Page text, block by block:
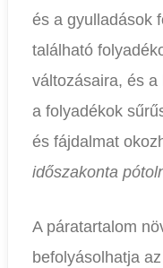
és a gyulladások
található
változásaira, és
a folyadékok
és fájdalmat
időszakonta
A páratartalom
befolyásolhatja